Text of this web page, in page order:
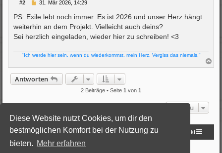
Diese Website nutzt Cookies, um dir den
bestmöglichen Komfort bei der Nutzung zu
bieten. Mehr erfahren
#2
B
i
r
a
g
31. Mär 2026, 14:29
PS: Exile lebt noch immer. Es ist 2026 und unser Herz hängt
weiterhin an dem Projekt. Vielleicht auch deins?
Sei herzlich eingeladen, wieder hier zu schreiben! <3
"Ich werde hier sein, wenn du wiederkommst, mein Herz. Vergiss das niemals."
a
Antworten
2 Beiträge • Seite 1 von 1
Gehe zu
Startseite Foren-Übersicht Kontakt